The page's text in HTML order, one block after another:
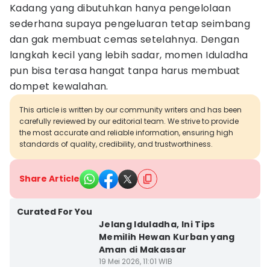
Kadang yang dibutuhkan hanya pengelolaan
sederhana supaya pengeluaran tetap seimbang
dan gak membuat cemas setelahnya. Dengan
langkah kecil yang lebih sadar, momen Iduladha
pun bisa terasa hangat tanpa harus membuat
dompet kewalahan.
This article is written by our community writers and has been
carefully reviewed by our editorial team. We strive to provide
the most accurate and reliable information, ensuring high
standards of quality, credibility, and trustworthiness.
Share Article
Curated For You
Jelang Iduladha, Ini Tips
Memilih Hewan Kurban yang
Aman di Makassar
19 Mei 2026, 11:01 WIB